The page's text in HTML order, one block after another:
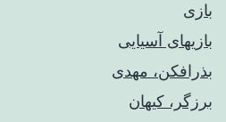
بازی
بازیهای آسیایی
بذرافکن، مهدی
برزگر، کیهان